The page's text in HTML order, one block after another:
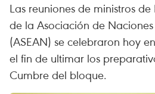
Las reuniones de ministros
de la Asociación de
(ASEAN) se celebraron hoy
el fin de ultimar los
Cumbre del bloque.